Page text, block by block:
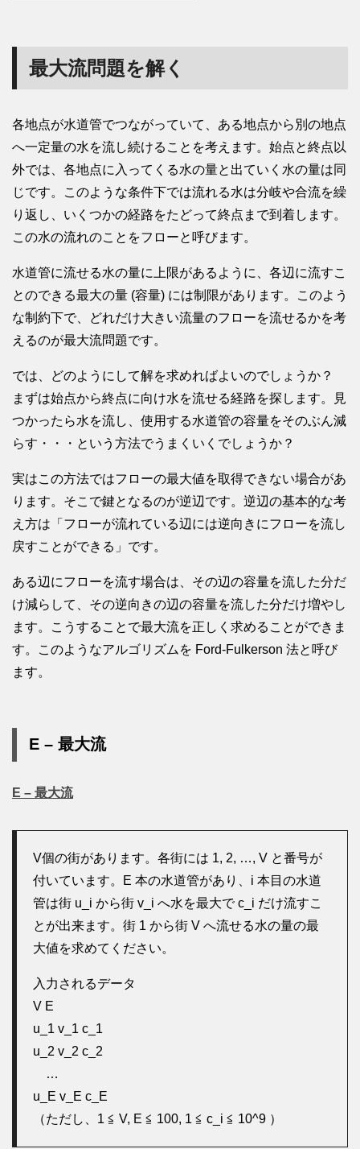
最大流問題を解く
各地点が水道管でつながっていて、ある地点から別の地点
へ一定量の水を流し続けることを考えます。始点と終点以
外では、各地点に入ってくる水の量と出ていく水の量は同
じです。このような条件下では流れる水は分岐や合流を繰
り返し、いくつかの経路をたどって終点まで到着します。
この水の流れのことをフローと呼びます。
水道管に流せる水の量に上限があるように、各辺に流すこ
とのできる最大の量 (容量) には制限があります。このよう
な制約下で、どれだけ大きい流量のフローを流せるかを考
えるのが最大流問題です。
では、どのようにして解を求めればよいのでしょうか？
まずは始点から終点に向け水を流せる経路を探します。見
つかったら水を流し、使用する水道管の容量をそのぶん減
らす・・・という方法でうまくいくでしょうか？
実はこの方法ではフローの最大値を取得できない場合があ
ります。そこで鍵となるのが逆辺です。逆辺の基本的な考
え方は「フローが流れている辺には逆向きにフローを流し
戻すことができる」です。
ある辺にフローを流す場合は、その辺の容量を流した分だ
け減らして、その逆向きの辺の容量を流した分だけ増やし
ます。こうすることで最大流を正しく求めることができま
す。このようなアルゴリズムを Ford-Fulkerson 法と呼び
ます。
E – 最大流
E – 最大流
V個の街があります。各街には 1, 2, …, V と番号が
付いています。E 本の水道管があり、i 本目の水道
管は街 u_i から街 v_i へ水を最大で c_i だけ流すこ
とが出来ます。街 1 から街 V へ流せる水の量の最
大値を求めてください。
入力されるデータ
V E
u_1 v_1 c_1
u_2 v_2 c_2
…
u_E v_E c_E
（ただし、1 ≦ V, E ≦ 100, 1 ≦ c_i ≦ 10^9 ）